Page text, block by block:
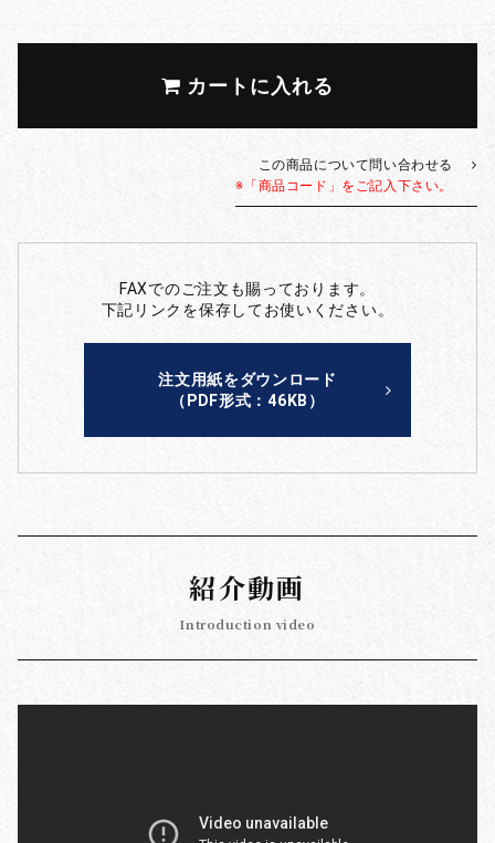
カートに入れる
この商品について問い合わせる
※「商品コード」をご記入下さい。
FAXでのご注文も賜っております。
下記リンクを保存してお使いください。
注文用紙をダウンロード
（PDF形式：46KB）
紹介動画
Introduction video